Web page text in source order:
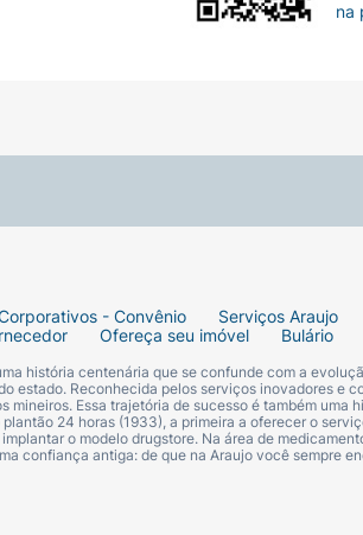
- Convênio Serviços Araujo
Ofereça seu imóvel Bulário
história centenária que se confunde com a
estado. Reconhecida pelos serviços inovadores e
Essa trajetória de sucesso é também uma
24 horas (1933), a primeira a oferecer o
o modelo drugstore. Na área de
confiança antiga: de que na Araujo você sempre
na